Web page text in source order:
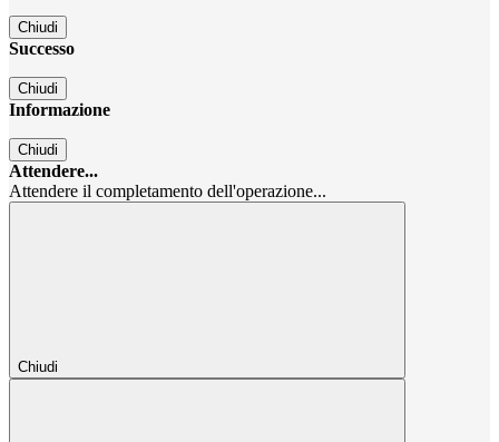
Chiudi
Successo
Chiudi
Informazione
Chiudi
Attendere...
Attendere il completamento dell'operazione...
Chiudi